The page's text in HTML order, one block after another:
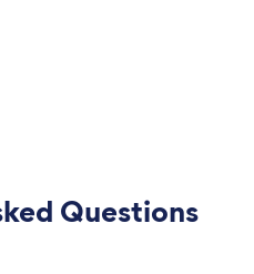
Questions